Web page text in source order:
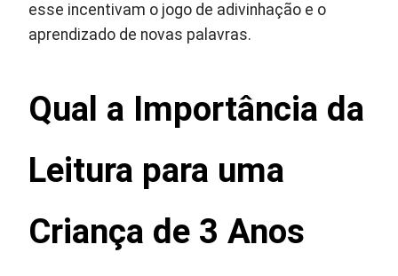
esse incentivam o jogo de adivinhação e o
aprendizado de novas palavras.
Qual a Importância da
Leitura para uma
Criança de 3 Anos